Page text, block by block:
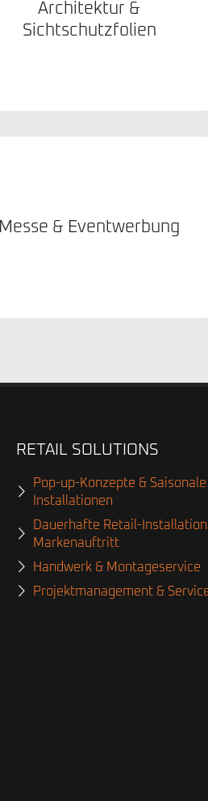
Architektur &
Sichtschutzfolien
Messe & Eventwerbung
RETAIL SOLUTIONS
Pop-up-Konzepte &
Installationen
Dauerhafte Retail-
Markenauftritt
Handwerk & Montageservice
Projektmanagement &